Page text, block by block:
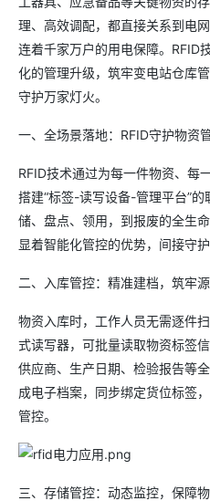
理、高效调配，都直接关系到电
连着千家万户的用电保障。RFID
化的管理升级，筑牢变电站仓库
守护万家灯火。
一、全场景落地：RFID守护物资
RFID技术通过为每一件物资、每
搭建“标签-读写设备-管理平台”
储、盘点、领用，到报废的全生
显着智能化管控的优势，间接守
二、入库管控：精准建档，筑牢
物资入库时，工作人员无需逐件
式读写器，可批量读取物资标签
供应商、生产日期、检验报告等
成电子档案，同步绑定货位标签
管控。
三、存储管控：动态监控，保障